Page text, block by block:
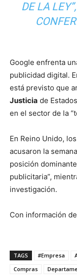
DE LA
Google enfrenta
publicidad digital.
está previsto que
Justicia de
en el sector de la
En Reino Unido,
acusaron la
posición
publicitaria”,
investigación.
Con información
TAGS #Empresa
Compras